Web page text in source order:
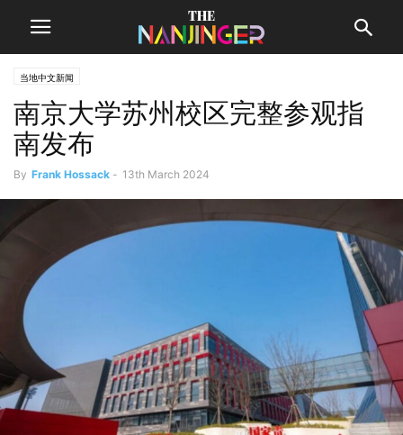
当地中文新闻
南京大学苏州校区完整参观指
南发布
By Frank Hossack - 13th March 2024